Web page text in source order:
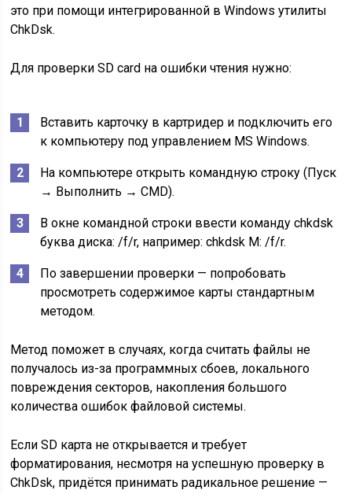
это при помощи интегрированной в Windows утилиты
ChkDsk.
Для проверки SD card на ошибки чтения нужно:
Вставить карточку в картридер и подключить его
к компьютеру под управлением MS Windows.
На компьютере открыть командную строку (Пуск
→ Выполнить → CMD).
В окне командной строки ввести команду chkdsk
буква диска: /f/r, например: chkdsk M: /f/r.
По завершении проверки — попробовать
просмотреть содержимое карты стандартным
методом.
Метод поможет в случаях, когда считать файлы не
получалось из-за программных сбоев, локального
повреждения секторов, накопления большого
количества ошибок файловой системы.
Если SD карта не открывается и требует
форматирования, несмотря на успешную проверку в
ChkDsk, придётся принимать радикальное решение —